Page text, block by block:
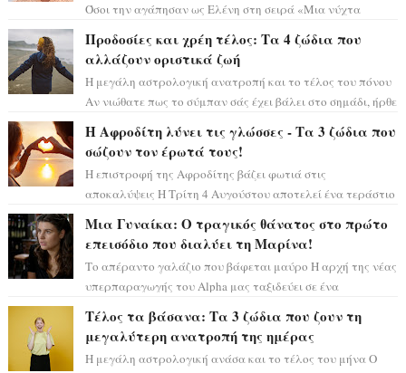
Όσοι την αγάπησαν ως Ελένη στη σειρά «Μια νύχτα
Προδοσίες και χρέη τέλος: Τα 4 ζώδια που
αλλάζουν οριστικά ζωή
Η μεγάλη αστρολογική ανατροπή και το τέλος του πόνου
Αν νιώθατε πως το σύμπαν σάς έχει βάλει στο σημάδι, ήρθε
Η Αφροδίτη λύνει τις γλώσσες - Τα 3 ζώδια που
σώζουν τον έρωτά τους!
Η επιστροφή της Αφροδίτης βάζει φωτιά στις
αποκαλύψεις Η Τρίτη 4 Αυγούστου αποτελεί ένα τεράστιο
Μια Γυναίκα: Ο τραγικός θάνατος στο πρώτο
επεισόδιο που διαλύει τη Μαρίνα!
Το απέραντο γαλάζιο που βάφεται μαύρο Η αρχή της νέας
υπερπαραγωγής του Alpha μας ταξιδεύει σε ένα
Τέλος τα βάσανα: Τα 3 ζώδια που ζουν τη
μεγαλύτερη ανατροπή της ημέρας
Η μεγάλη αστρολογική ανάσα και το τέλος του μήνα Ο